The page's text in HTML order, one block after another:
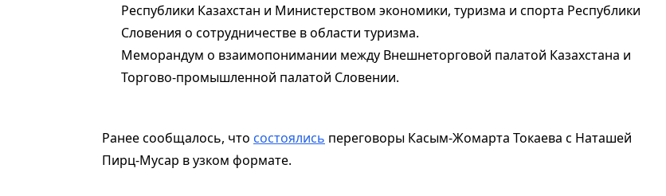
Республики Казахстан и Министерством экономики, туризма и спорта Республики
Словения о сотрудничестве в области туризма.
Меморандум о взаимопонимании между Внешнеторговой палатой Казахстана и
Торгово-промышленной палатой Словении.
Ранее сообщалось, что состоялись переговоры Касым-Жомарта Токаева с Наташей
Пирц-Мусар в узком формате.